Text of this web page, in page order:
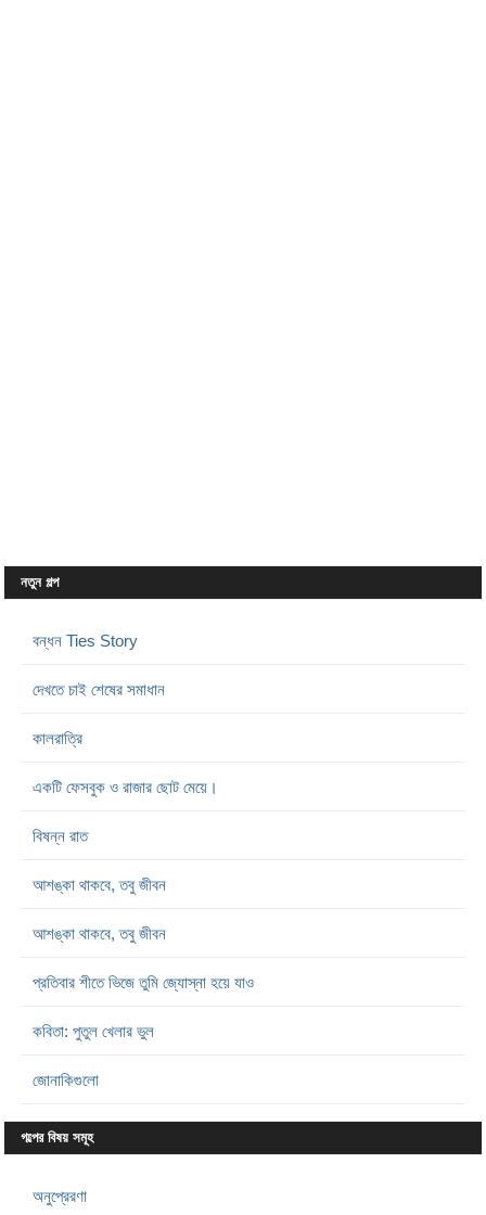
নতুন গল্প
বন্ধন Ties Story
দেখতে চাই শেষের সমাধান
কালরাত্রি
একটি ফেসবুক ও রাজার ছোট মেয়ে।
বিষন্ন রাত
আশঙ্কা থাকবে, তবু জীবন
আশঙ্কা থাকবে, তবু জীবন
প্রতিবার শীতে ভিজে তুমি জ্যোস্না হয়ে যাও
কবিতা: পুতুল খেলার ভুল
জোনাকিগুলো
গল্পের বিষয় সমূহ
অনুপ্রেরণা